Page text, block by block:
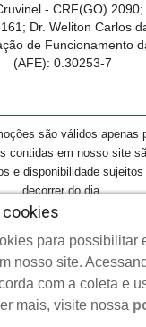
| Entrega
- CRF(GO)
Dr. Weliton Carlos
de Funcionamento
(AFE): 0.30253-7
são válidos apenas
contidas em nosso site
e disponibilidade
decorrer do dia.
Modelo -
reservados.
cookies
para possibilitar
nosso site.
com a coleta e
mais, visite nossa